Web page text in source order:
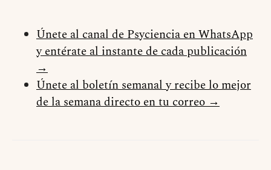
Únete al canal de Psyciencia en WhatsApp
y entérate al instante de cada publicación
→
Únete al boletín semanal y recibe lo mejor
de la semana directo en tu correo →